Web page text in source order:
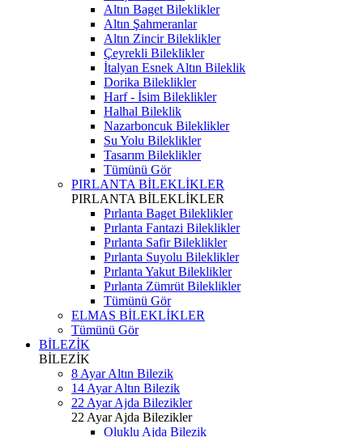
Altın Baget Bileklikler
Altın Şahmeranlar
Altın Zincir Bileklikler
Çeyrekli Bileklikler
İtalyan Esnek Altın Bileklik
Dorika Bileklikler
Harf - İsim Bileklikler
Halhal Bileklik
Nazarboncuk Bileklikler
Su Yolu Bileklikler
Tasarım Bileklikler
Tümünü Gör
PIRLANTA BİLEKLİKLER
PIRLANTA BİLEKLİKLER
Pırlanta Baget Bileklikler
Pırlanta Fantazi Bileklikler
Pırlanta Safir Bileklikler
Pırlanta Suyolu Bileklikler
Pırlanta Yakut Bileklikler
Pırlanta Zümrüt Bileklikler
Tümünü Gör
ELMAS BİLEKLİKLER
Tümünü Gör
BİLEZİK
BİLEZİK
8 Ayar Altın Bilezik
14 Ayar Altın Bilezik
22 Ayar Ajda Bilezikler
22 Ayar Ajda Bilezikler
Oluklu Ajda Bilezik